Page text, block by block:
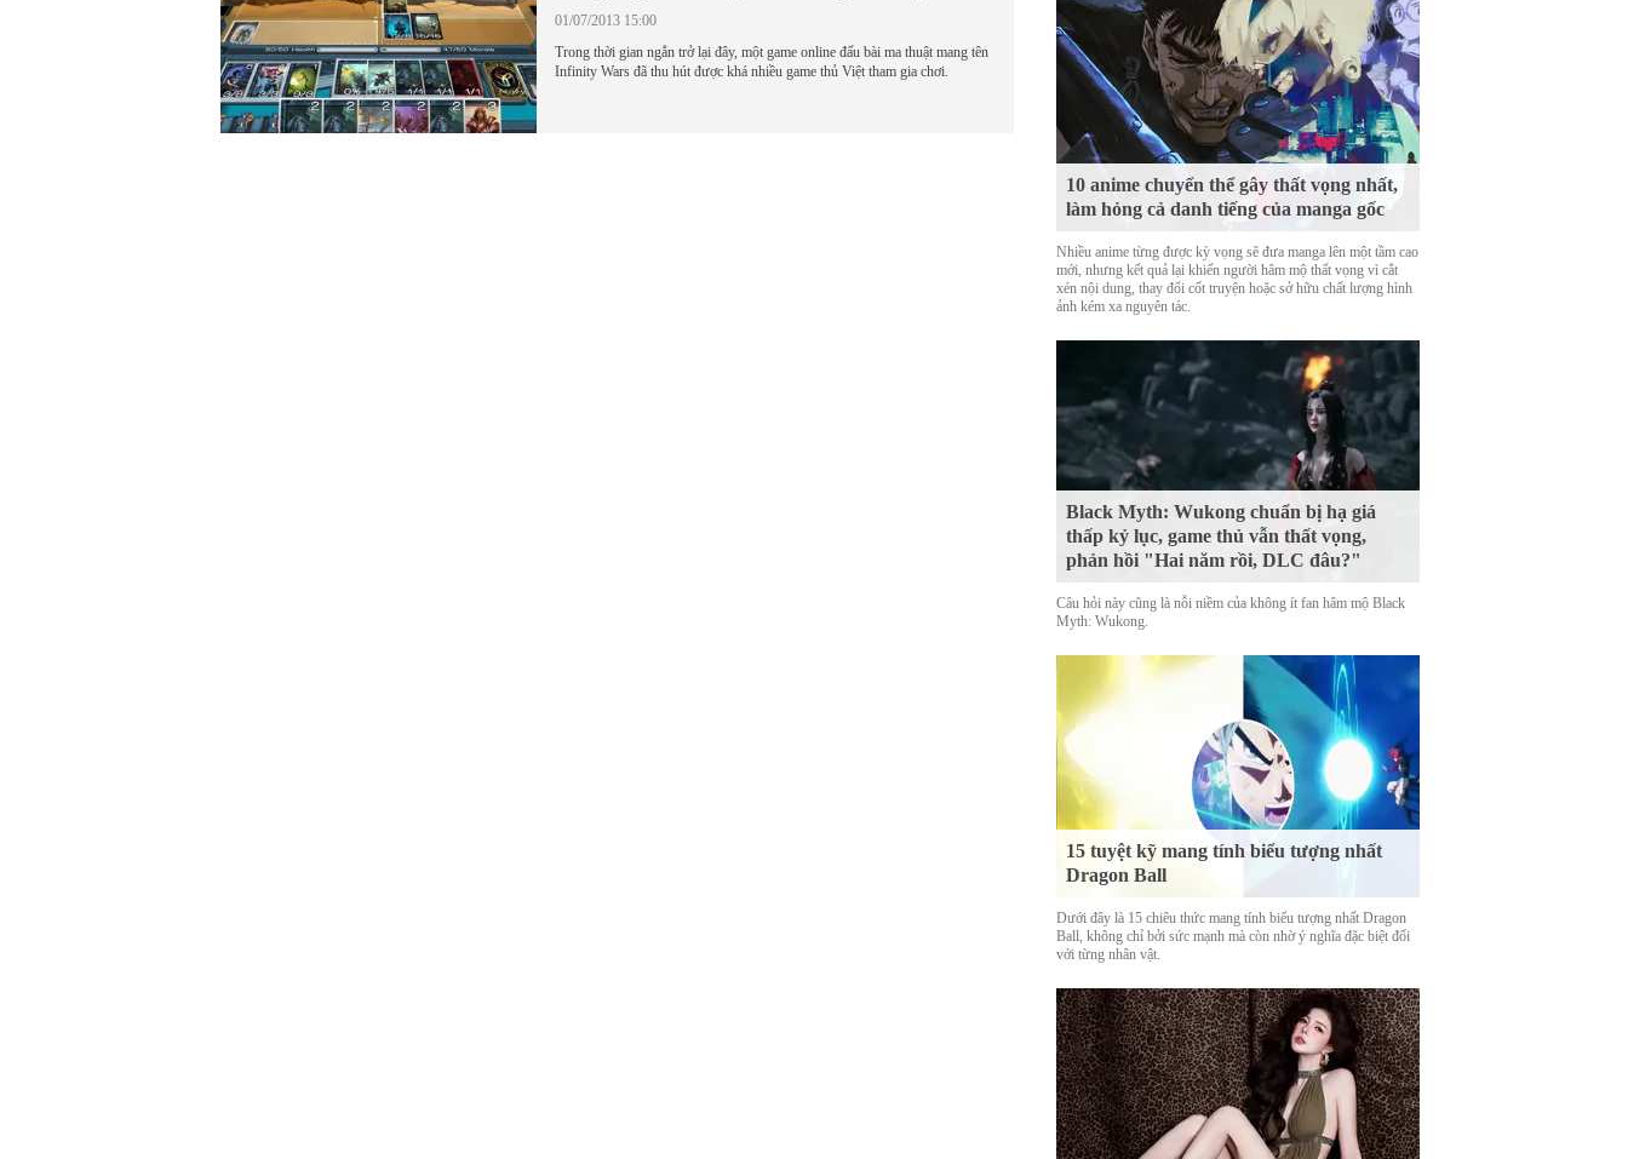
01/07/2013 15:00
Trong thời gian ngắn trở lại đây, một game online đấu bài ma thuật mang tên
Infinity Wars đã thu hút được khá nhiều game thủ Việt tham gia chơi.
10 anime chuyển thể gây thất vọng nhất,
làm hỏng cả danh tiếng của manga gốc
Nhiều anime từng được kỳ vọng sẽ đưa manga lên một tầm cao
mới, nhưng kết quả lại khiến người hâm mộ thất vọng vì cắt
xén nội dung, thay đổi cốt truyện hoặc sở hữu chất lượng hình
ảnh kém xa nguyên tác.
Black Myth: Wukong chuẩn bị hạ giá
thấp kỷ lục, game thủ vẫn thất vọng,
phản hồi "Hai năm rồi, DLC đâu?"
Câu hỏi này cũng là nỗi niềm của không ít fan hâm mộ Black
Myth: Wukong.
15 tuyệt kỹ mang tính biểu tượng nhất
Dragon Ball
Dưới đây là 15 chiêu thức mang tính biểu tượng nhất Dragon
Ball, không chỉ bởi sức mạnh mà còn nhờ ý nghĩa đặc biệt đối
với từng nhân vật.